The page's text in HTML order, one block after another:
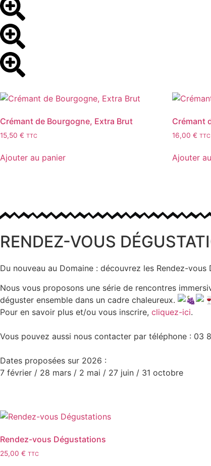
Crémant de Bourgogne, Extra Brut
15,50 € TTC
Ajouter au panier
Crémant
16,00 € TTC
Ajouter
RENDEZ-VOUS
Du nouveau au Domaine : découvrez les Rendez-vous
Nous vous proposons une série de rencontres
déguster ensemble dans un cadre chaleureux.
Pour en savoir plus et/ou vous inscrire, cliquez-ici.
Vous pouvez aussi nous contacter par téléphone : 03
Dates proposées sur 2026 :
7 février / 28 mars / 2 mai / 27 juin / 31 octobre
Rendez-vous Dégustations
25,00 € TTC